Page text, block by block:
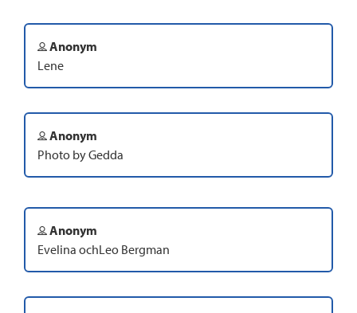
Anonym
Lene
Anonym
Photo by Gedda
Anonym
Evelina ochLeo Bergman